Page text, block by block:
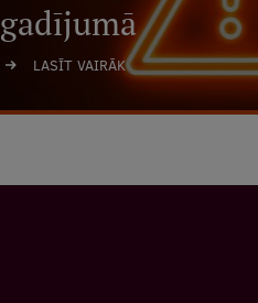
gadījumā
LASĪT VAIRĀK